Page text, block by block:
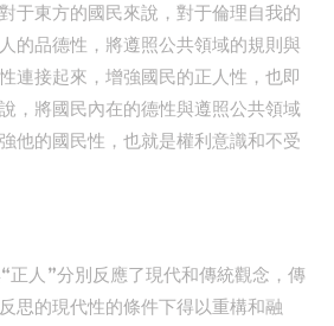
于東方的國民來說，對于倫理自我的
的品德性，將遵照公共領域的規則與
性連接起來，增強國民的正人性，也即
，將國民內在的德性與遵照公共領域
他的國民性，也就是權利意識和不受
正人”分別反應了現代和傳統觀念，傳
思的現代性的條件下得以重構和融